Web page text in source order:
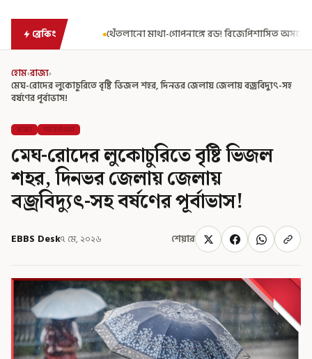
ব্রেকিং
মাথা-গোপনাঙ্গে রড! বিজেপিশাসিত অসমে নাবালিকার নৃশংস পরিণতি
হোম›রাজ্য›
মেঘ-রোদের লুকোচুরিতে বৃষ্টি ভিজল শহর, দিনভর জেলায় জেলায় বজ্রবিদ্যুৎ-সহ
বর্ষণের পূর্বাভাস!
রাজ্য আবহাওয়া
মেঘ-রোদের লুকোচুরিতে বৃষ্টি ভিজল
শহর, দিনভর জেলায় জেলায়
বজ্রবিদ্যুৎ-সহ বর্ষণের পূর্বাভাস!
EBBS Desk৭ মে, ২০২৬ শেয়ার